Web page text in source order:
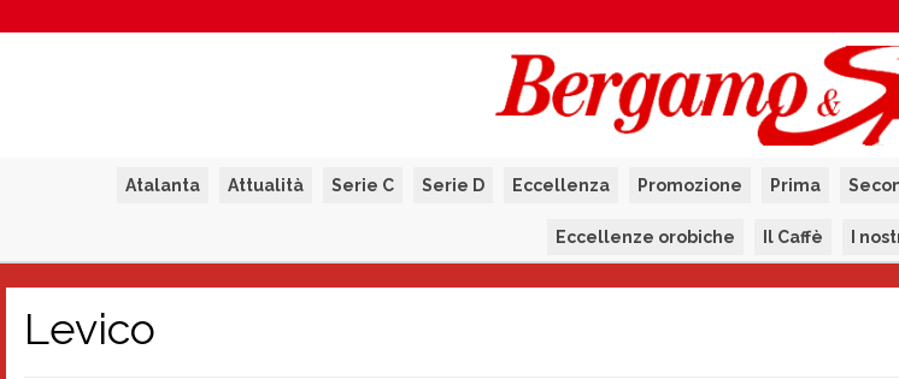
Atalanta Attualità Serie C Serie D Eccellenza Promozione Prima
Eccellenze orobiche Il Caffè I
Levico